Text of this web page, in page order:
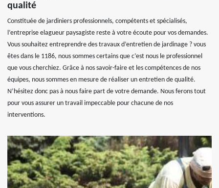
qualité
Constituée de jardiniers professionnels, compétents et spécialisés,
l’entreprise elagueur paysagiste reste à votre écoute pour vos demandes.
Vous souhaitez entreprendre des travaux d’entretien de jardinage ? vous
êtes dans le 1186, nous sommes certains que c’est nous le professionnel
que vous cherchiez. Grâce à nos savoir-faire et les compétences de nos
équipes, nous sommes en mesure de réaliser un entretien de qualité.
N’hésitez donc pas à nous faire part de votre demande. Nous ferons tout
pour vous assurer un travail impeccable pour chacune de nos
interventions.